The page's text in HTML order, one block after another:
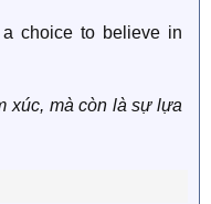
choice to believe in
xúc, mà còn là sự lựa